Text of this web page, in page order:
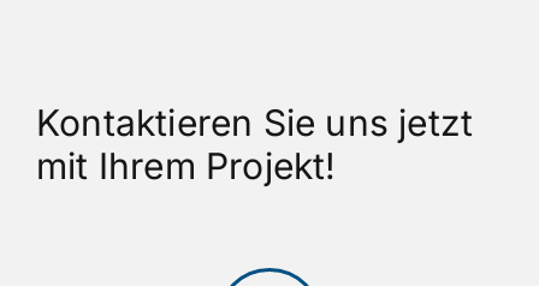
Kontaktieren Sie uns jetzt
mit Ihrem Projekt!